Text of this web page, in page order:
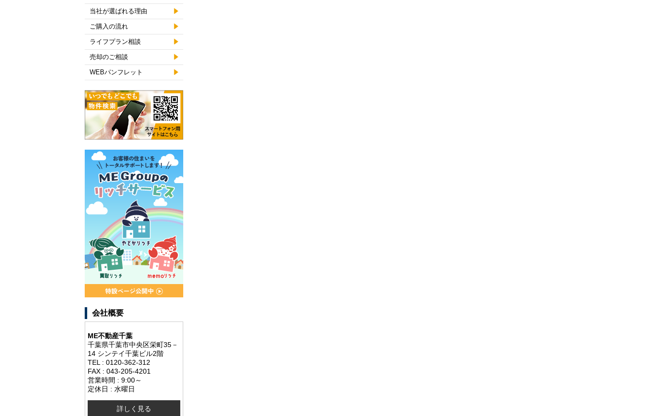
当社が選ばれる理由
ご購入の流れ
ライフプラン相談
売却のご相談
WEBパンフレット
会社概要
ME不動産千葉
千葉県千葉市中央区栄町35－
14 シンテイ千葉ビル2階
TEL : 0120-362-312
FAX : 043-205-4201
営業時間 : 9:00～
定休日 : 水曜日
詳しく見る